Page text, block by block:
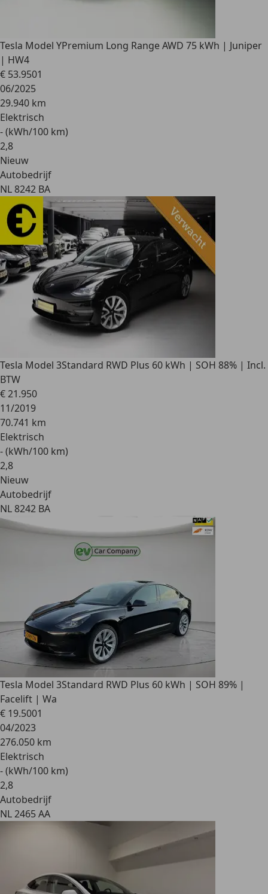
Tesla Model YPremium Long Range AWD 75 kWh | Juniper
| HW4
€ 53.9501
06/2025
29.940 km
Elektrisch
- (kWh/100 km)
2,8
Nieuw
Autobedrijf
NL 8242 BA
Tesla Model 3Standard RWD Plus 60 kWh | SOH 88% | Incl.
BTW
€ 21.950
11/2019
70.741 km
Elektrisch
- (kWh/100 km)
2,8
Nieuw
Autobedrijf
NL 8242 BA
Tesla Model 3Standard RWD Plus 60 kWh | SOH 89% |
Facelift | Wa
€ 19.5001
04/2023
276.050 km
Elektrisch
- (kWh/100 km)
2,8
Autobedrijf
NL 2465 AA